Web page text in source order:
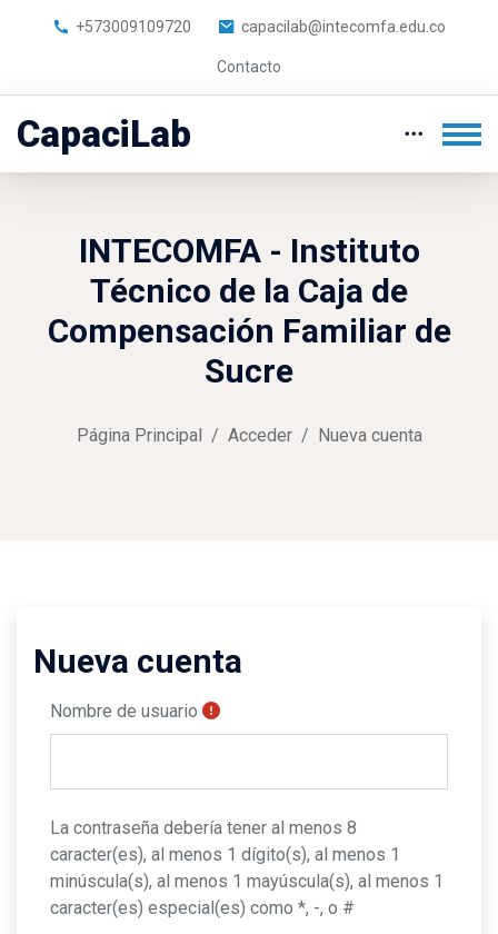
+573009109720 capacilab@intecomfa.edu.co
Contacto
CapaciLab
INTECOMFA - Instituto
Técnico de la Caja de
Compensación Familiar de
Sucre
Página Principal Acceder Nueva cuenta
Nueva cuenta
Nombre de usuario
La contraseña debería tener al menos 8
caracter(es), al menos 1 dígito(s), al menos 1
minúscula(s), al menos 1 mayúscula(s), al menos 1
caracter(es) especial(es) como *, -, o #